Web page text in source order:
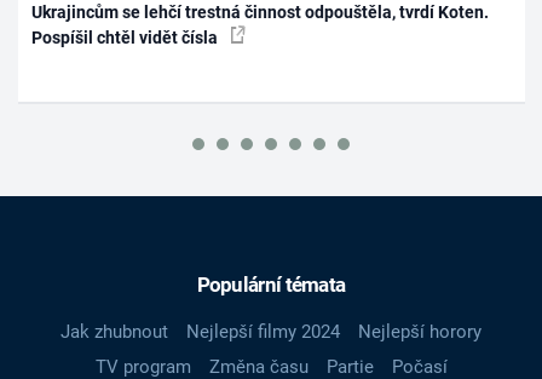
Ukrajincům se lehčí trestná činnost odpouštěla, tvrdí Koten.
Pospíšil chtěl vidět čísla
Populární témata
Jak zhubnout Nejlepší filmy 2024
Nejlepší horory
TV program
Změna času Partie
Počasí